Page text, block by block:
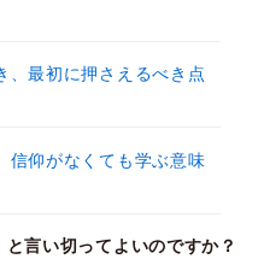
、最初に押さえるべき点
信仰がなくても学ぶ意味
言い切ってよいのですか？